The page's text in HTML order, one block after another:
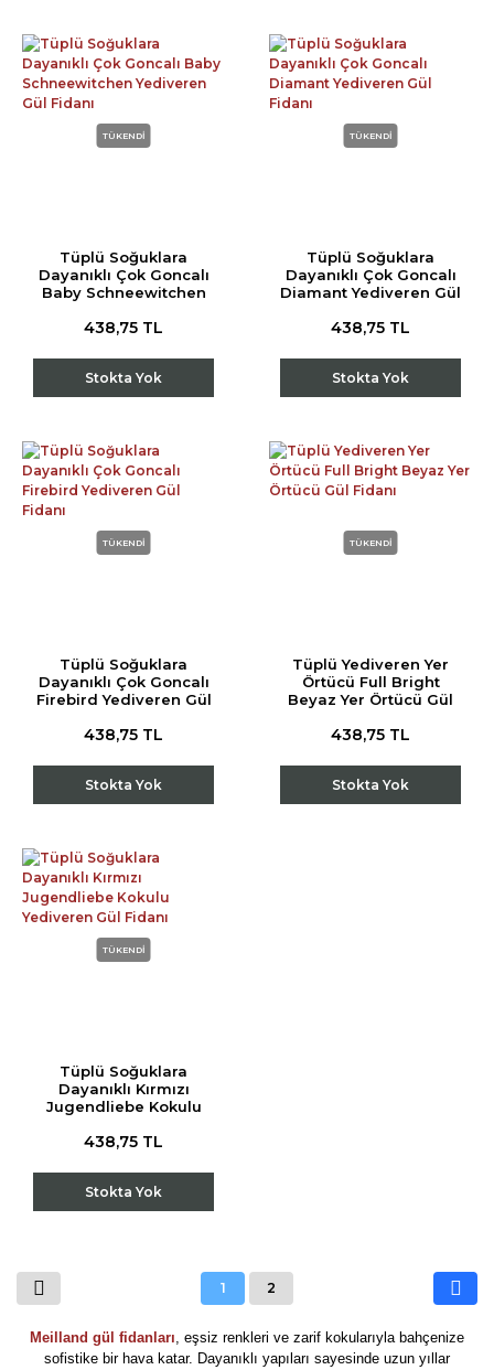
TÜKENDİ
Tüplü Soğuklara
Dayanıklı Çok Goncalı
Baby Schneewitchen
438,75 TL
Stokta Yok
TÜKENDİ
Tüplü Soğuklara
Dayanıklı Çok Goncalı
Diamant Yediveren Gül
438,75 TL
Stokta Yok
TÜKENDİ
Tüplü Soğuklara
Dayanıklı Çok Goncalı
Firebird Yediveren Gül
438,75 TL
Stokta Yok
TÜKENDİ
Tüplü Yediveren Yer
Örtücü Full Bright
Beyaz Yer Örtücü Gül
438,75 TL
Stokta Yok
TÜKENDİ
Tüplü Soğuklara
Dayanıklı Kırmızı
Jugendliebe Kokulu
438,75 TL
Stokta Yok
1 2
Meilland gül fidanları, eşsiz renkleri ve zarif kokularıyla bahçenize
sofistike bir hava katar. Dayanıklı yapıları sayesinde uzun yıllar